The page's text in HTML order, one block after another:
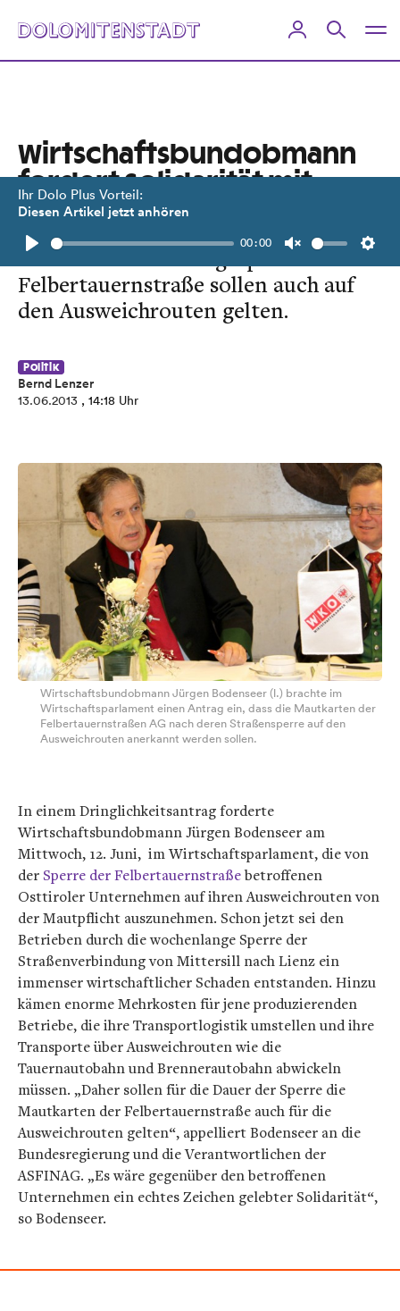
Ihr Dolo Plus Vorteil:
Diesen Artikel jetzt anhören
Play
00:00
Unmute
Wirtschaftsbundobmann
fordert Solidarität mit
Osttirol
Die Mautkarten der gesperrten
Felbertauernstraße sollen auch auf
den Ausweichrouten gelten.
Politik
Bernd Lenzer
13.06.2013 , 14:18 Uhr
Wirtschaftsbundobmann Jürgen Bodenseer (l.) brachte im
Wirtschaftsparlament einen Antrag ein, dass die Mautkarten der
Felbertauernstraßen AG nach deren Straßensperre auf den
Ausweichrouten anerkannt werden sollen.
In einem Dringlichkeitsantrag forderte
Wirtschaftsbundobmann Jürgen Bodenseer am
Mittwoch, 12. Juni, im Wirtschaftsparlament, die von
derSperre der Felbertauernstraßebetroffenen
Osttiroler Unternehmen auf ihren Ausweichrouten von
der Mautpflicht auszunehmen. Schon jetzt sei den
Betrieben durch die wochenlange Sperre der
Straßenverbindung von Mittersill nach Lienz ein
immenser wirtschaftlicher Schaden entstanden. Hinzu
kämen enorme Mehrkosten für jene produzierenden
Betriebe, die ihre Transportlogistik umstellen und ihre
Transporte über Ausweichrouten wie die
Tauernautobahn und Brennerautobahn abwickeln
müssen. „Daher sollen für die Dauer der Sperre die
Mautkarten der Felbertauernstraße auch für die
Ausweichrouten gelten“, appelliert Bodenseer an die
Bundesregierung und die Verantwortlichen der
ASFINAG. „Es wäre gegenüber den betroffenen
Unternehmen ein echtes Zeichen gelebter Solidarität“,
so Bodenseer.